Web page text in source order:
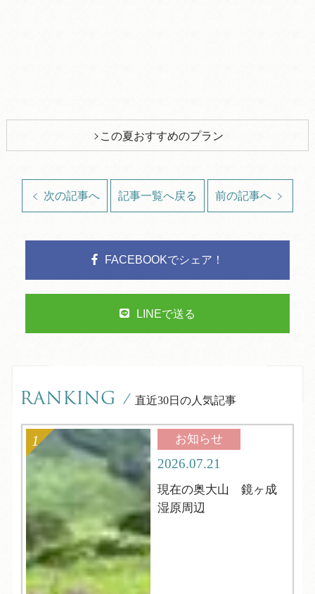
この夏おすすめのプラン
次の記事へ 記事一覧へ戻る 前の記事へ
FACEBOOKでシェア！
LINEで送る
RANKING / 直近30日の人気記事
お知らせ
2026.07.21
現在の奥大山 鏡ヶ成
湿原周辺